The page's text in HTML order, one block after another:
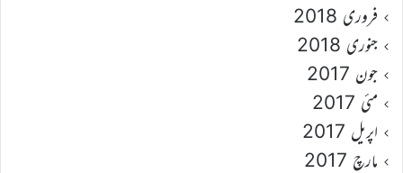
فروری 2018
جنوری 2018
جون 2017
مئی 2017
اپریل 2017
مارچ 2017